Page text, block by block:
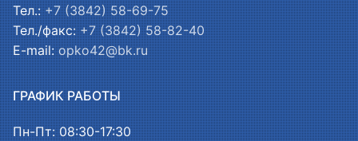
Тел.:+7 (3842) 58-69-75
Тел./факс:+7 (3842) 58-82-40
E-mail:opko42@bk.ru
ГРАФИК РАБОТЫ
Пн-Пт: 08:30-17:30